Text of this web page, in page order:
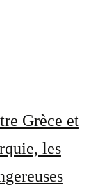
Grèce et
les